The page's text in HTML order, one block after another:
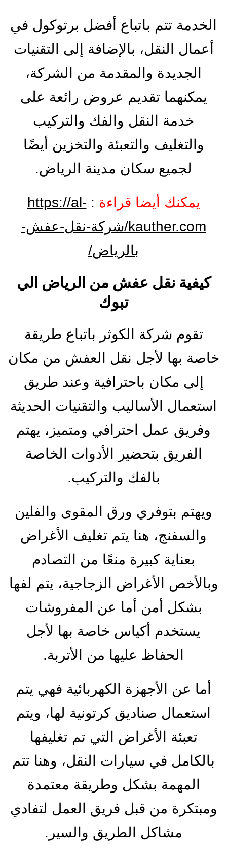
الخدمة تتم باتباع أفضل برتوكول في
أعمال النقل، بالإضافة إلى التقنيات
الجديدة والمقدمة من الشركة،
يمكنهما تقديم عروض رائعة على
خدمة النقل والفك والتركيب
والتغليف والتعبئة والتخزين أيضًا
لجميع سكان مدينة الرياض.
يمكنك أيضا قراءة :
https://al-
kauther.com/شركة-نقل-عفش-
بالرياض/
كيفية نقل عفش من الرياض الي
تبوك
تقوم شركة الكوثر باتباع طريقة
خاصة بها لأجل نقل العفش من مكان
إلى مكان باحترافية وعند طريق
استعمال الأساليب والتقنيات الحديثة
وفريق عمل احترافي ومتميز، يهتم
الفريق بتحضير الأدوات الخاصة
بالفك والتركيب.
ويهتم بتوفري ورق المقوى والفلين
والسفنج، هنا يتم تغليف الأغراض
بعناية كبيرة منعًا من التصادم
وبالأخص الأغراض الزجاجية، يتم لفها
بشكل أمن أما عن المفروشات
يستخدم أكياس خاصة بها لأجل
الحفاظ عليها من الأتربة.
أما عن الأجهزة الكهربائية فهي يتم
استعمال صناديق كرتونية لها، ويتم
تعبئة الأغراض التي تم تغليفها
بالكامل في سيارات النقل، وهنا تتم
المهمة بشكل وطريقة معتمدة
ومبتكرة من قبل فريق العمل لتفادي
مشاكل الطريق والسير.